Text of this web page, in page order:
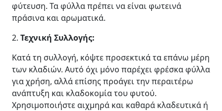
φύτευση. Τα φύλλα πρέπει να είναι φωτεινά
πράσινα και αρωματικά.
2. Τεχνική Συλλογής:
Κατά τη συλλογή, κόψτε προσεκτικά τα επάνω μέρη
των κλαδιών. Αυτό όχι μόνο παρέχει φρέσκα φύλλα
για χρήση, αλλά επίσης προάγει την περαιτέρω
ανάπτυξη και κλαδοκομία του φυτού.
Χρησιμοποιήστε αιχμηρά και καθαρά κλαδευτικά ή